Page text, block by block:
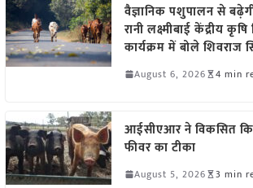
वैज्ञानिक पशुपालन से
रानी लक्ष्मीबाई केंद्रीय
कार्यक्रम में बोले शिवराज
August 6, 2026 4 min
आईसीएआर ने विकसित
फीवर का टीका
August 5, 2026 3 min